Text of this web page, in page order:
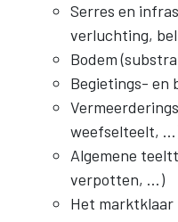
Serres en
verluchting,
Bodem
Begietings- en
weefselteelt,
Algemene
verpotten, …)
Het marktklaar